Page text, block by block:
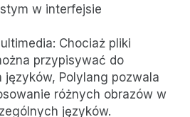
w interfejsie
Chociaż pliki
przypisywać do
języków, Polylang pozwala
różnych obrazów w
języków.